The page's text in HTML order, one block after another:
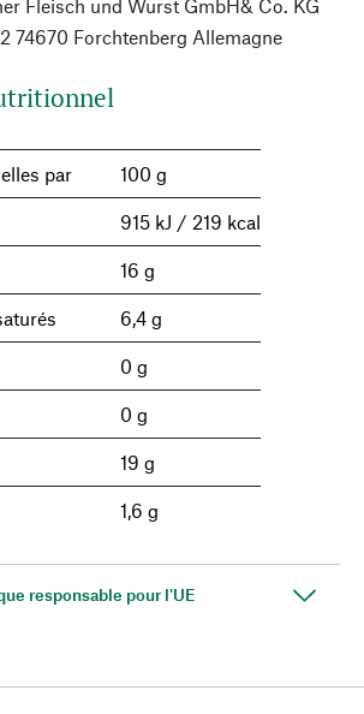
Fleisch und Wurst GmbH& Co. KG
74670 Forchtenberg Allemagne
par 100 g
915 kJ / 219 kcal
16 g
6,4 g
0 g
0 g
19 g
1,6 g
responsable pour l'UE